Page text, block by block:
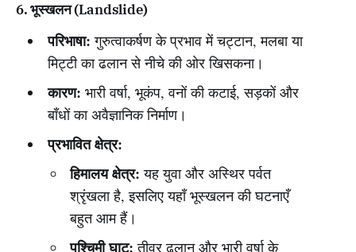
6. भूस्खलन (Landslide)
परिभाषा: गुरुत्वाकर्षण के प्रभाव में चट्टान, मलबा या
मिट्टी का ढलान से नीचे की ओर खिसकना।
कारण: भारी वर्षा, भूकंप, वनों की कटाई, सड़कों और
बाँधों का अवैज्ञानिक निर्माण।
प्रभावित क्षेत्र:
हिमालय क्षेत्र: यह युवा और अस्थिर पर्वत
श्रृंखला है, इसलिए यहाँ भूस्खलन की घटनाएँ
बहुत आम हैं।
पश्चिमी घाट: तीव्र ढलान और भारी वर्षा के